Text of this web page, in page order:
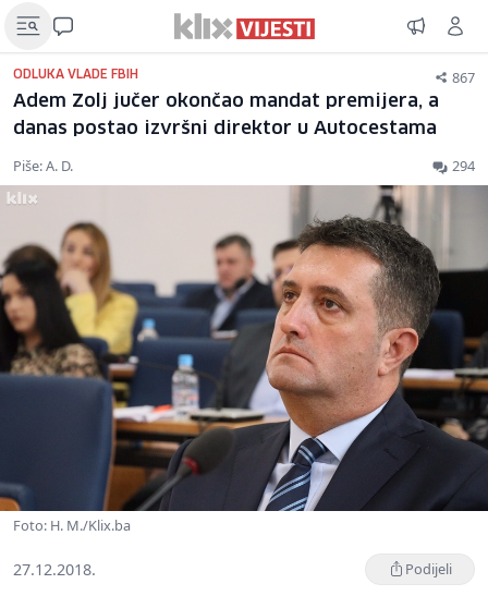
ODLUKA VLADE FBIH 867
Adem Zolj jučer okončao mandat premijera, a
danas postao izvršni direktor u Autocestama
Piše: A. D. 294
Foto: H. M./Klix.ba
27.12.2018. Podijeli